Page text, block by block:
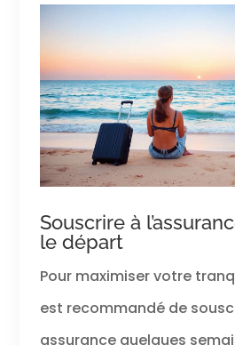
Souscrire à
le départ
Pour maximiser votre
est recommandé de
assurance quelques